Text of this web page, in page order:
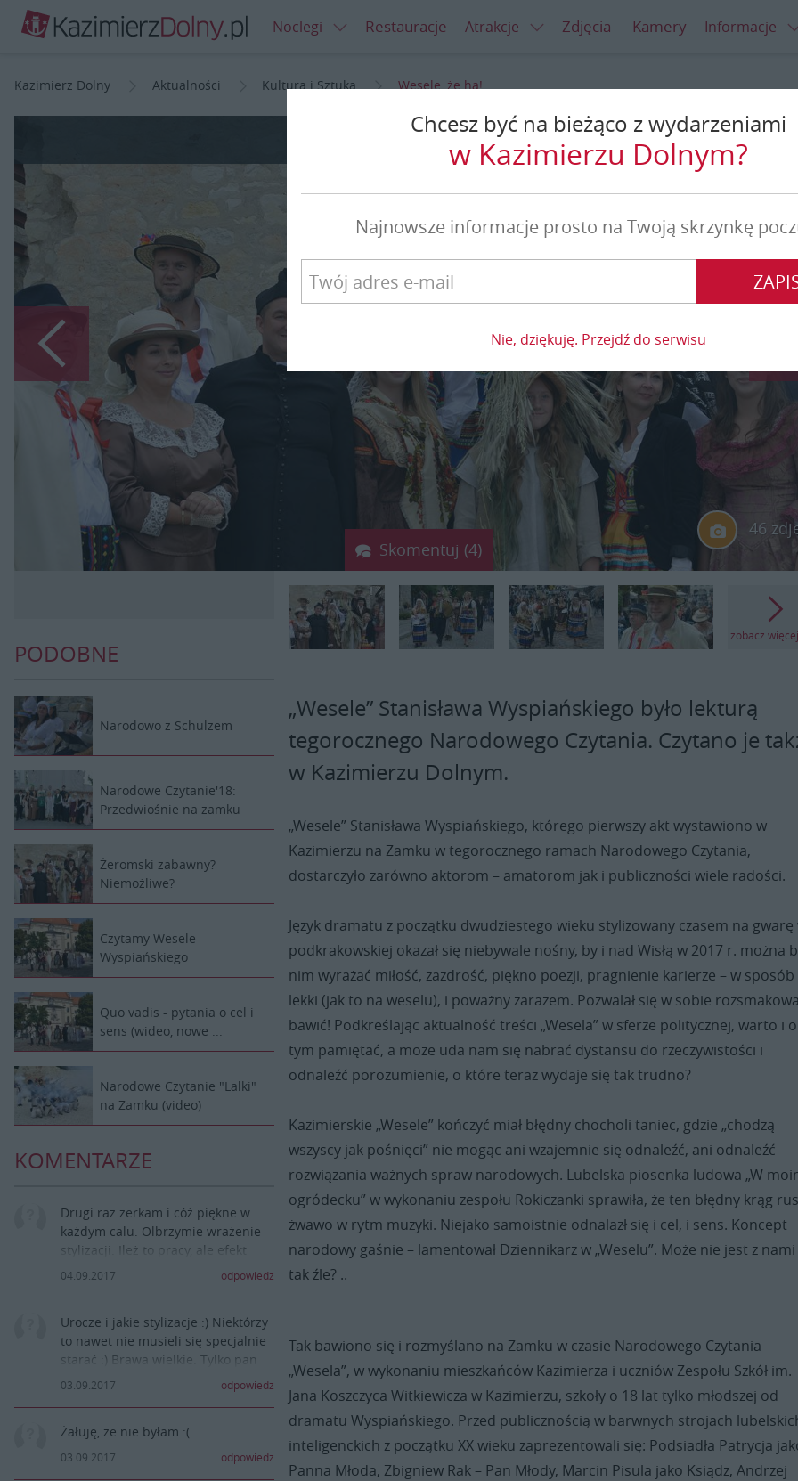
Noclegi Restauracje Atrakcje Zdjęcia Kamery Informacje
Kazimierz Dolny Aktualności Kultura i Sztuka Wesele, że ha!
Wesele, że ha!
46
Poprzedni
Skomentuj (4)
PODOBNE
Narodowo z Schulzem
Narodowe Czytanie'18:
Przedwiośnie na zamku
Żeromski zabawny?
Niemożliwe?
Czytamy Wesele
Wyspiańskiego
Quo vadis - pytania o cel i
sens (wideo, nowe ...
Narodowe Czytanie "Lalki"
na Zamku (video)
KOMENTARZE
Drugi raz zerkam i cóż piękne w
każdym calu. Olbrzymie wrażenie
stylizacji. Ileż to pracy, ale efekt
wart tego. Gratuluje inspiratorkom i
04.09.2017 odpowiedz
Urocze i jakie stylizacje :) Niektórzy
to nawet nie musieli się specjalnie
starać :) Brawa wielkie. Tylko pan
burmistrz taki smutny, więcej
03.09.2017 odpowiedz
Żałuję, że nie byłam :(
03.09.2017 odpowiedz
zobacz więcej
„Wesele” Stanisława Wyspiańskiego było lekturą
tegorocznego Narodowego Czytania. Czytano je
w Kazimierzu Dolnym.
„Wesele” Stanisława Wyspiańskiego, którego pierwszy akt wystawiono w
Kazimierzu na Zamku w tegorocznego ramach Narodowego Czytania,
dostarczyło zarówno aktorom – amatorom jak i publiczności wiele radości.
Język dramatu z początku dwudziestego wieku stylizowany czasem na gwarę
podkrakowskiej okazał się niebywale nośny, by i nad Wisłą w 2017 r. można
nim wyrażać miłość, zazdrość, piękno poezji, pragnienie karierze – w sposób
lekki (jak to na weselu), i poważny zarazem. Pozwalał się w sobie
bawić! Podkreślając aktualność treści „Wesela” w sferze politycznej, warto i o
tym pamiętać, a może uda nam się nabrać dystansu do rzeczywistości i
odnaleźć porozumienie, o które teraz wydaje się tak trudno?
Kazimierskie „Wesele” kończyć miał błędny chocholi taniec, gdzie „chodzą
wszyscy jak pośnięci” nie mogąc ani wzajemnie się odnaleźć, ani odnaleźć
rozwiązania ważnych spraw narodowych. Lubelska piosenka ludowa „W
ogródecku” w wykonaniu zespołu Rokiczanki sprawiła, że ten błędny krąg
żwawo w rytm muzyki. Niejako samoistnie odnalazł się i cel, i sens. Koncept
narodowy gaśnie – lamentował Dziennikarz w „Weselu”. Może nie jest z nami
tak źle? ..
Tak bawiono się i rozmyślano na Zamku w czasie Narodowego Czytania
„Wesela”, w wykonaniu mieszkańców Kazimierza i uczniów Zespołu Szkół im.
Jana Koszczyca Witkiewicza w Kazimierzu, szkoły o 18 lat tylko młodszej od
dramatu Wyspiańskiego. Przed publicznością w barwnych strojach
inteligenckich z początku XX wieku zaprezentowali się: Podsiadła Patrycja
Panna Młoda, Zbigniew Rak – Pan Młody, Marcin Pisula jako Ksiądz, Andrzej
Chcesz być na bieżąco z wydarzeniami
w Kazimierzu Dolnym?
Najnowsze informacje prosto na Twoją skrzynkę
Nie, dziękuję. Przejdź do serwisu